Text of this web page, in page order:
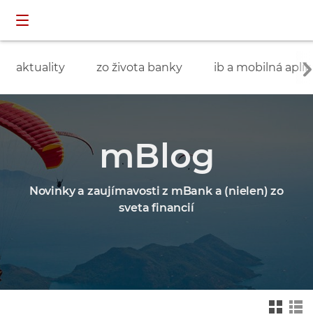
aktuality zo života banky ib a mobilná
mBlog
Novinky a zaujímavosti z mBank a (nielen) zo
sveta financií
widok drz
ewa
felkowy